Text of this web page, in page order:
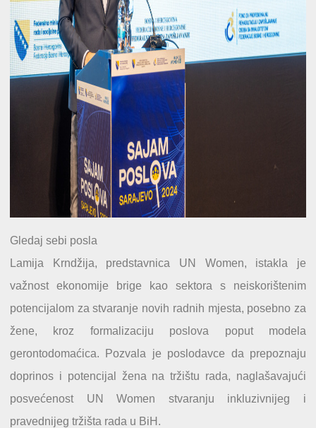
Gledaj sebi posla
Lamija Krndžija, predstavnica UN Women, istakla je
važnost ekonomije brige kao sektora s neiskorištenim
potencijalom za stvaranje novih radnih mjesta, posebno za
žene, kroz formalizaciju poslova poput modela
gerontodomaćica. Pozvala je poslodavce da prepoznaju
doprinos i potencijal žena na tržištu rada, naglašavajući
posvećenost UN Women stvaranju inkluzivnijeg i
pravednijeg tržišta rada u BiH.